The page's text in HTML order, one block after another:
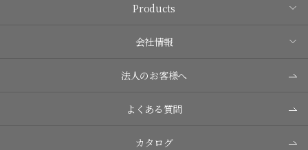
Products
会社情報
法人のお客様へ
よくある質問
カタログ